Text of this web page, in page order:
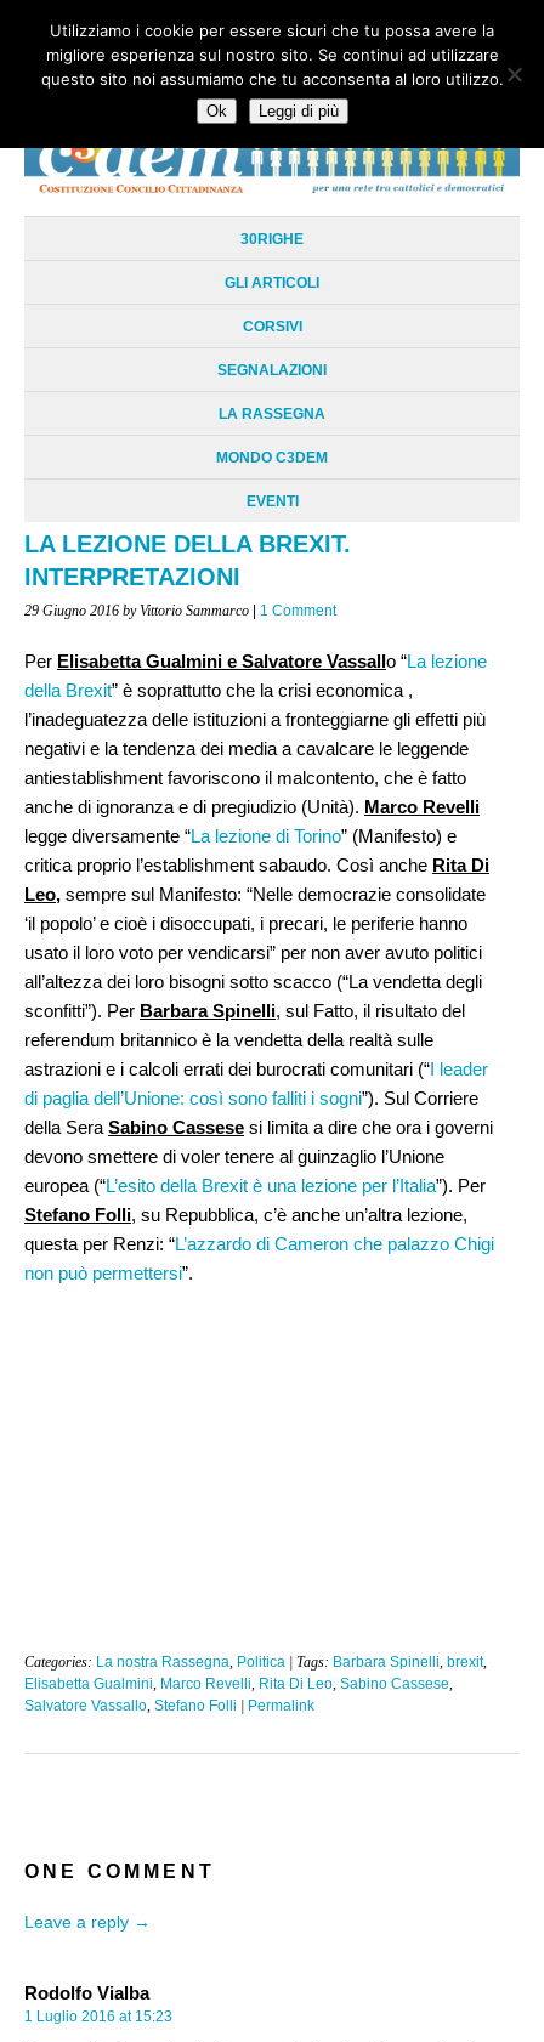
HOME CHI SIAMO LA RETE LE RADICI DOCUMENTAZIONE
AREE TEMATICHE
30RIGHE
GLI ARTICOLI
CORSIVI
SEGNALAZIONI
LA RASSEGNA
MONDO C3DEM
EVENTI
LA LEZIONE DELLA BREXIT.
INTERPRETAZIONI
29 Giugno 2016 by Vittorio Sammarco | 1 Comment
Per Elisabetta Gualmini e Salvatore Vassallo “La lezione
della Brexit” è soprattutto che la crisi economica ,
l’inadeguatezza delle istituzioni a fronteggiarne gli effetti più
negativi e la tendenza dei media a cavalcare le leggende
antiestablishment favoriscono il malcontento, che è fatto
anche di ignoranza e di pregiudizio (Unità). Marco Revelli
legge diversamente “La lezione di Torino” (Manifesto) e
critica proprio l’establishment sabaudo. Così anche Rita Di
Leo, sempre sul Manifesto: “Nelle democrazie consolidate
‘il popolo’ e cioè i disoccupati, i precari, le periferie hanno
usato il loro voto per vendicarsi” per non aver avuto politici
all’altezza dei loro bisogni sotto scacco (“La vendetta degli
sconfitti”). Per Barbara Spinelli, sul Fatto, il risultato del
referendum britannico è la vendetta della realtà sulle
astrazioni e i calcoli errati dei burocrati comunitari (“I leader
di paglia dell’Unione: così sono falliti i sogni”). Sul Corriere
della Sera Sabino Cassese si limita a dire che ora i governi
devono smettere di voler tenere al guinzaglio l’Unione
europea (“L’esito della Brexit è una lezione per l’Italia”). Per
Stefano Folli, su Repubblica, c’è anche un’altra lezione,
questa per Renzi: “L’azzardo di Cameron che palazzo Chigi
non può permettersi”.
Categories: La nostra Rassegna Politica | Tags: Barbara Spinelli brexit,
Elisabetta Gualmini Marco Revelli Rita Di Leo Sabino Cassese
Salvatore Vassallo Stefano Folli | Permalink
ONE COMMENT
Leave a reply →
Rodolfo Vialba
1 Luglio 2016 at 15:23
Utilizziamo i cookie per essere sicuri che tu possa avere la
migliore esperienza sul nostro sito. Se continui ad utilizzare
questo sito noi assumiamo che tu acconsenta al loro utilizzo.
Ok Leggi di più